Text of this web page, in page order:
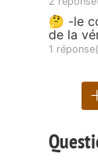
🤔 -le
de la
1